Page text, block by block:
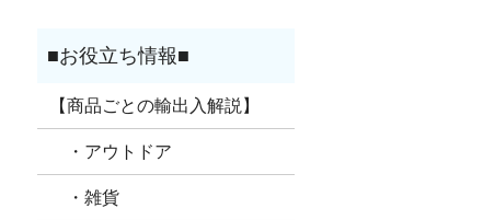
【商品ごとの輸出入解説】
・アウトドア
・雑貨